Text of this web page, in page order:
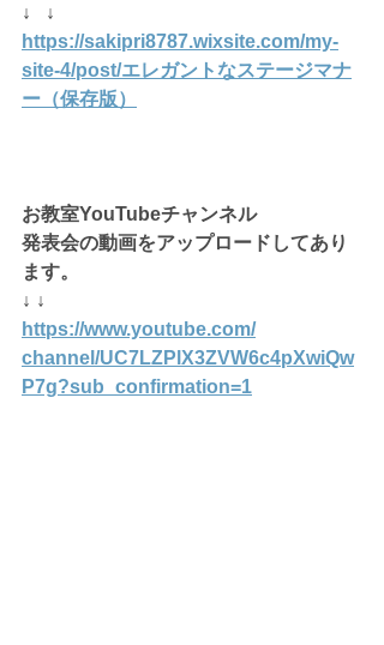
↓   ↓
https://sakipri8787.wixsite.com/my-
site-4/post/エレガントなステージマナ
ー（保存版）
お教室YouTubeチャンネル
発表会の動画をアップロードしてあり
ます。
↓ ↓
https://www.youtube.com/
channel/UC7LZPlX3ZVW6c4pXwiQw
P7g?sub_confirmation=1